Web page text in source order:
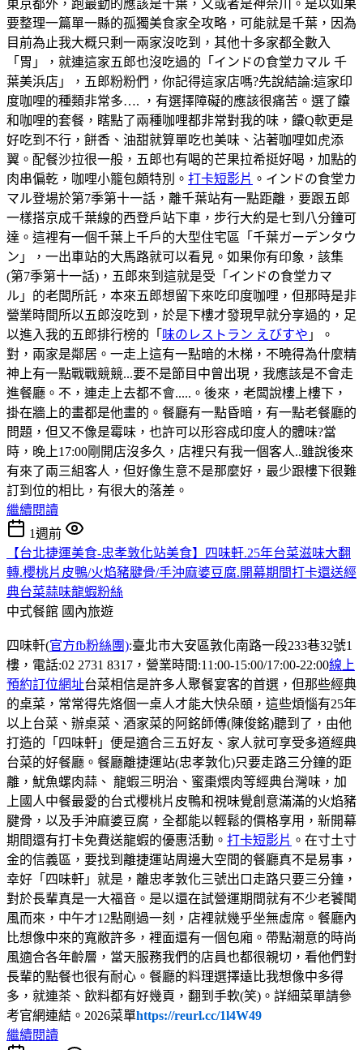
東京都外，跑最勤的應該是千葉，又或者是神奈川。是以如果
要整理一篇單一縣的孤獨美食家全攻略，可能就是千葉，因為
目前為止我大概只剩一兩家沒吃到，其他十多家都全數入
「胃」，就連這家五郎也沒吃過的「インドの食堂カマル 千
葉美浜店」，五郎粉粉們，你記得這家店嗎?先說結論:這家印
度咖哩的種類非常多…. ，有選擇障礙的應該很痛苦。選了饢
和咖哩的套餐，瞎點了兩種咖哩都非常對我的味，饢Q軟更是
好吃到不行，餅香、油甜就算單吃也美味、沾著咖哩如虎添
翼。配餐沙拉很一般，五郎也有喝的芒果拉希挺好喝，加點的
肉串偏乾，咖哩小籠包頗特別。 打卡短影片 。インドの食堂カ
マル登場於第7季第十一話，離千葉站有一點距離，要跟五郎
一樣搭京成千葉線的西登戶站下車，步行大約是七到八分鐘可
達。這裡有一個千葉上千戶的大型住宅區「千葉ガーデンタウ
ン」，一出車站的大馬路就可以看見。如果你有印象，該集
(第7季第十一話)，五郎來到這就是受「インドの食堂カマ
ル」的老闆所託，本來五郎想留下來吃印度咖哩，但那時是非
營業時間所以五郎沒吃到，於是下樓才發現早就分享過的，足
以進入我的五郎排行榜的「 味のレストラン えびすや 」。
對，兩家是鄰居。一走上這有一點暗的木梯，不曉得為什麼精
神上有一點戰戰競競...要不是節目中曾出現，我應該是不會走
進餐廳。不，連走上去都不會.....。後來，老闆說樓上樓下，
掛在牆上的畫都是他畫的。餐廳有一點昏暗，有一點老餐廳的
問題，但又不像是霉味，也許可以形容成印度人的體味?當
時，晚上17:00剛開店沒多久，店裡只有我一個客人..雖說後來
有來了兩三組客人，但好像生意不是那麼好，最少跟樓下很難
訂到位的相比，有很大的落差。
繼續閱讀
1週前
【台北捷運美食-忠孝敦化站美食】四味軒.25年台菜滋味大翻
轉.櫻桃片皮鴨/火焰豬腱骨/手沖麻婆豆腐.開幕期間打卡還送經
典台菜蒜味龍蝦粉絲
中式餐館 國內旅遊
四味軒(官方fb粉絲團):臺北市大安區敦化南路一段233巷32號1
樓，電話:02 2731 8317，營業時間:11:00-15:00/17:00-22:00線上
預約訂位網址台菜相信是許多人聚餐宴客的首選，但那些經典
的桌菜，常常得先烙個一桌人才能大快朵頤，這些煩惱有25年
以上台菜、辦桌菜、酒家菜的阿銘師傅(陳俊銘)聽到了，由他
打造的「四味軒」便是適合三五好友、家人就可享受多道經典
台菜的好餐廳。餐廳離捷運站(忠孝敦化)只要走路三分鐘的距
離，魷魚螺肉蒜、 龍蝦三明治、蜜棗煨肉等經典台灣味，加
上國人中餐最愛的台式櫻桃片皮鴨和視味覺創意滿滿的火焰豬
腱骨，以及手沖麻婆豆腐，全都能以輕鬆的價格享用，新開幕
期間還有打卡免費送龍蝦的優惠活動。 打卡短影片 。在寸土寸
金的信義區，要找到離捷運站周邊大空間的餐廳真不是易事，
幸好「四味軒」就是，離忠孝敦化三號出口走路只要三分鐘，
對於長輩真是一大福音。是以還在試營運期間就有不少老饕聞
風而來，中午才12點剛過一刻，店裡就幾乎坐無虛席。餐廳內
比想像中來的寬敝許多，裡面還有一個包廂。帶點潮意的時尚
風適合各年齡層，當天服務我們的店員也都很親切，看他們對
長輩的點餐也很有耐心。餐廳的料理選擇遠比我想像中多得
多，就連茶、飲料都有好幾頁，翻到手軟(笑)。詳細菜單請參
考官網連結。2026菜單https://reurl.cc/1l4W49
繼續閱讀